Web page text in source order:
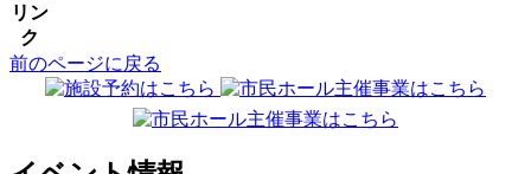
リン
ク
前のページに戻る